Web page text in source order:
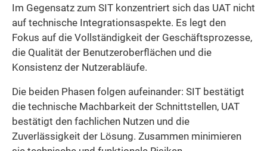
Im Gegensatz zum SIT konzentriert sich das UAT nicht
auf technische Integrationsaspekte. Es legt den
Fokus auf die Vollständigkeit der Geschäftsprozesse,
die Qualität der Benutzeroberflächen und die
Konsistenz der Nutzerabläufe.
Die beiden Phasen folgen aufeinander: SIT bestätigt
die technische Machbarkeit der Schnittstellen, UAT
bestätigt den fachlichen Nutzen und die
Zuverlässigkeit der Lösung. Zusammen minimieren